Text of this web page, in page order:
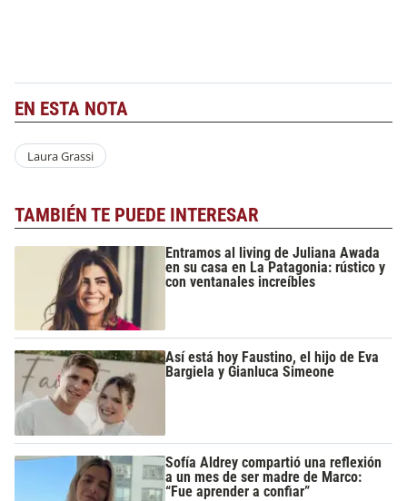
EN ESTA NOTA
Laura Grassi
TAMBIÉN TE PUEDE INTERESAR
Entramos al living de Juliana Awada
en su casa en La Patagonia: rústico y
con ventanales increíbles
Así está hoy Faustino, el hijo de Eva
Bargiela y Gianluca Simeone
Sofía Aldrey compartió una reflexión
a un mes de ser madre de Marco:
“Fue aprender a confiar”